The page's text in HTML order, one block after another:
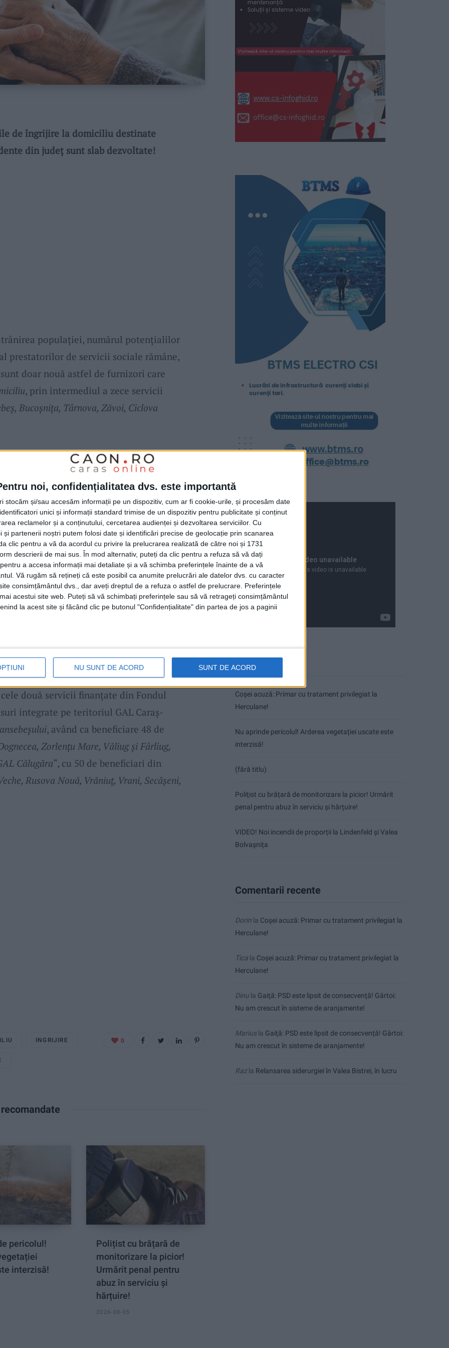
noi, confidențialitatea dvs. este importantă
stocăm și/sau accesăm informații pe un dispozitiv, cum ar fi cookie-urile, și procesăm date
unici și informații standard trimise de un dispozitiv pentru publicitate și conținut
reclamelor și a conținutului, cercetarea audienței și dezvoltarea serviciilor. Cu
și partenerii noștri putem folosi date și identificări precise de geolocație prin scanarea
clic pentru a vă da acordul cu privire la prelucrarea realizată de către noi și 1731
descrierii de mai sus. În mod alternativ, puteți da clic pentru a refuza să vă dați
a accesa informații mai detaliate și a vă schimba preferințele înainte de a vă
Vă rugăm să rețineți că este posibil ca anumite prelucrări ale datelor dvs. cu caracter
consimțământul dvs., dar aveți dreptul de a refuza o astfel de prelucrare. Preferințele
acestui site web. Puteți să vă schimbați preferințele sau să vă retrageți consimțământul
la acest site și făcând clic pe butonul "Confidențialitate" din partea de jos a paginii
NU SUNT DE ACORD SUNT DE ACORD
de îngrijire la domiciliu destinate
din judeţ sunt slab dezvoltate!
populaţiei, numărul potenţialilor
prestatorilor de servicii sociale rămâne,
doar nouă astfel de furnizori care
, prin intermediul a zece servicii
Bucoşniţa, Târnova, Zăvoi, Ciclova
Judeţene pentru Plăţi şi Inspecţie
sunt circa 400 de persoane vârstnice
fizice sau psihice, nu se pot gospodări
cotidiene socio-medicale şi
riscului de excluziune socială. Costurile
sau parţial de către furnizorii de servicii
prin HG Nr. 1253 din 2022 fiind de 36 de
serviciile se rezumă la cele de sprijin
medicală şi ajutor gospodăresc, alţii
zilnic.
în judeţ este vorba despre societăţi
obiect de activitate intermedierea relaţiilor
în domeniulîngrijirii bătrânilor. Cea mai
două servicii finanţate din Fondul
integrate pe teritoriul GAL Caraş-
, având ca beneficiare 48 de
Zorlenţu Mare, Văliug şi Fârliug,
Călugăra“, cu 50 de beneficiari din
Rusova Nouă, Vrăniuţ, Vrani, Secăşeni,
INGRIJIRE 0
pericolul!
interzisă!
Polițist cu brățară de
monitorizare la picior!
Urmărit penal pentru
abuz în serviciu și
hărțuire!
2026-08-05
Articole recente
Coșei acuză: Primar cu tratament privilegiat la
Herculane!
Nu aprinde pericolul! Arderea vegetației uscate este
interzisă!
(fără titlu)
Polițist cu brățară de monitorizare la picior! Urmărit
penal pentru abuz în serviciu și hărțuire!
VIDEO! Noi incendii de proporții la Lindenfeld și Valea
Bolvașnița
Comentarii recente
Dorin la Coșei acuză: Primar cu tratament privilegiat la
Herculane!
Tica la Coșei acuză: Primar cu tratament privilegiat la
Herculane!
Dinu la Gaiţă: PSD este lipsit de consecvență! Gârtoi:
Nu am crescut în sisteme de aranjamente!
Mariusla Gaiţă: PSD este lipsit de consecvență! Gârtoi:
Nu am crescut în sisteme de aranjamente!
Razla Relansarea siderurgiei în Valea Bistrei, în lucru